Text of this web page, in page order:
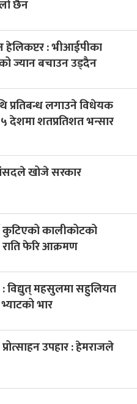
छैन
: भीआईपीका
ज्यान बचाउन उड्दैन
प्रतिबन्ध लगाउने विधेयक
देशमा शतप्रतिशत भन्सार
खोजे सरकार
कुटिएको कालीकोटको
फेरि आक्रमण
: विद्युत् महसुलमा सहुलियत
भार
उपहार : हेमराजले